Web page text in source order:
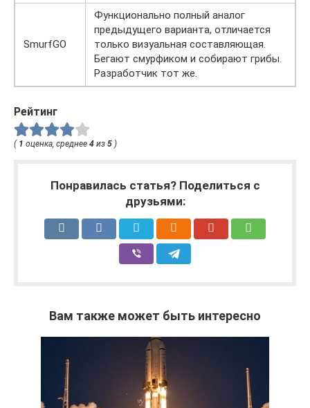
SmurfGO
Функционально полный аналог
предыдущего варианта, отличается
только визуальная составляющая.
Бегают смурфиком и собирают грибы.
Разработчик тот же.
Рейтинг
( 1 оценка, среднее 4 из 5 )
Понравилась статья? Поделиться с
друзьями:
Вам также может быть интересно